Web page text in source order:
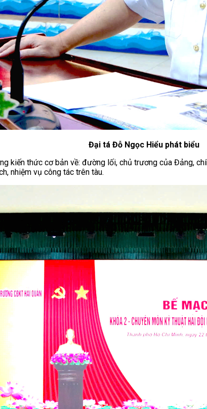
Đại tá Đỗ Ngọc Hiểu phát biểu
kiến thức cơ bản về: đường lối, chủ trương của Đảng,
nhiệm vụ công tác trên tàu.